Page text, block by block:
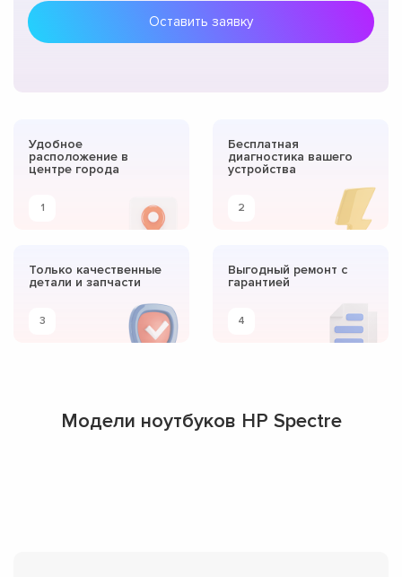
Оставить заявку
Удобное
расположение в
центре города
1
Бесплатная
диагностика вашего
устройства
2
Только качественные
детали и запчасти
3
Выгодный ремонт с
гарантией
4
Модели ноутбуков HP Spectre